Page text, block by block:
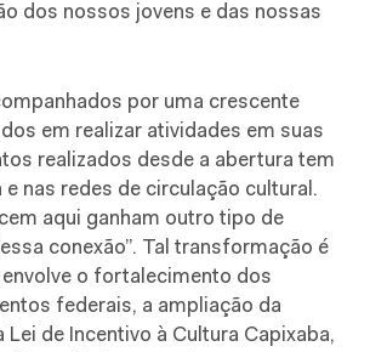
dos nossos jovens e das nossas
por uma crescente
em realizar atividades em suas
realizados desde a abertura tem
nas redes de circulação cultural.
aqui ganham outro tipo de
conexão”. Tal transformação é
o fortalecimento dos
federais, a ampliação da
de Incentivo à Cultura Capixaba,